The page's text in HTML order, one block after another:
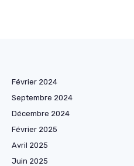
Février 2024
Septembre 2024
Décembre 2024
Février 2025
Avril 2025
Juin 2025